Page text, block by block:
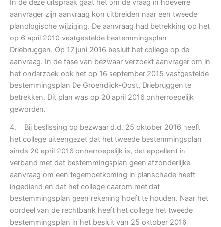
In de deze uitspraak gaat het om de vraag in hoeverre
aanvrager zijn aanvraag kon uitbreiden naar een tweede
planologische wijziging. De aanvraag had betrekking op het
op 6 april 2010 vastgestelde bestemmingsplan
Driebruggen. Op 17 juni 2016 besluit het college op de
aanvraag. In de fase van bezwaar verzoekt aanvrager om in
het onderzoek ook het op 16 september 2015 vastgestelde
bestemmingsplan De Groendijck-Oost, Driebruggen te
betrekken. Dit plan was op 20 april 2016 onherroepelijk
geworden.
4. Bij beslissing op bezwaar d.d. 25 oktober 2016 heeft
het college uiteengezet dat het tweede bestemmingsplan
sinds 20 april 2016 onherroepelijk is, dat appellant in
verband met dat bestemmingsplan geen afzonderlijke
aanvraag om een tegemoetkoming in planschade heeft
ingediend en dat het college daarom met dat
bestemmingsplan geen rekening hoeft te houden. Naar het
oordeel van de rechtbank heeft het college het tweede
bestemmingsplan in het besluit van 25 oktober 2016